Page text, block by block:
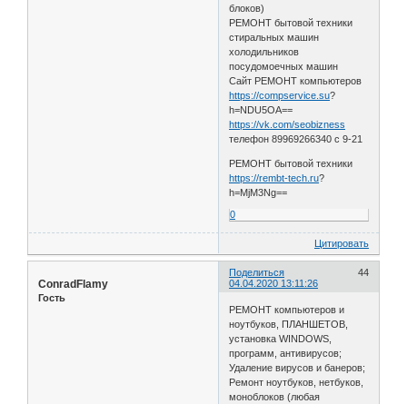
блоков)
РЕМОНТ бытовой техники
стиральных машин
холодильников
посудомоечных машин
Сайт РЕМОНТ компьютеров
https://compservice.su?
h=NDU5OA==
https://vk.com/seobizness
телефон 89969266340 с 9-21
РЕМОНТ бытовой техники
https://rembt-tech.ru?
h=MjM3Ng==
0
Цитировать
Поделиться
44
04.04.2020 13:11:26
ConradFlamy
Гость
РЕМОНТ компьютеров и
ноутбуков, ПЛАНШЕТОВ,
установка WINDOWS,
программ, антивирусов;
Удаление вирусов и банеров;
Ремонт ноутбуков, нетбуков,
моноблоков (любая